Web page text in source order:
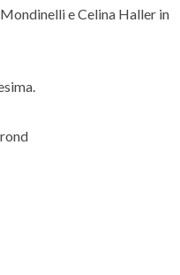
e Celina Haller in